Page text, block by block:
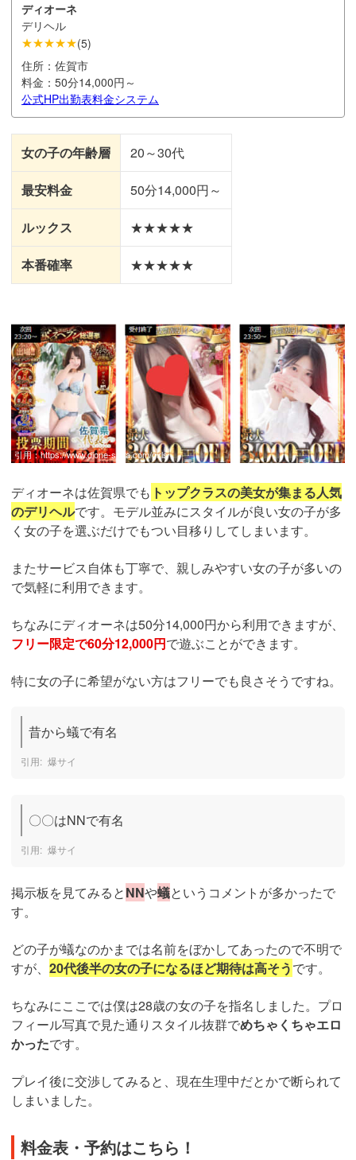
ディオーネ
デリヘル
★★★★★(5)
住所： 佐賀市
料金： 50分14,000円～
公式HP出勤表料金システム
女の子の年齢層 20～30代
最安料金 50分14,000円～
ルックス ★★★★★
本番確率 ★★★★★
引用：https://www.dione-saga.com/girls
ディオーネは佐賀県でも トップクラスの美女が集まる人気
のデリヘルです。モデル並みにスタイルが良い女の子が多
く女の子を選ぶだけでもつい目移りしてしまいます。
またサービス自体も丁寧で、親しみやすい女の子が多いの
で気軽に利用できます。
ちなみにディオーネは50分14,000円から利用できますが、
フリー限定で60分12,000円で遊ぶことができます。
特に女の子に希望がない方はフリーでも良さそうですね。
昔から蟻で有名
爆サイ
〇〇はNNで有名
爆サイ
掲示板を見てみるとNNや蟻というコメントが多かったで
す。
どの子が蟻なのかまでは名前をぼかしてあったので不明で
すが、 20代後半の女の子になるほど期待は高そうです。
ちなみにここでは僕は28歳の女の子を指名しました。プロ
フィール写真で見た通りスタイル抜群でめちゃくちゃエロ
かったです。
プレイ後に交渉してみると、現在生理中だとかで断られて
しまいました。
料金表・予約はこちら！